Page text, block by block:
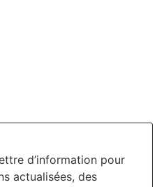
d’information pour
actualisées, des